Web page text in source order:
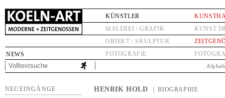
NEWS
KÜNSTLER
MALEREI / GRAFIK
OBJEKT / SKULPTUR
FOTOGRAFIE
KUNST
NEUEINGÄNGE HENRIK HOLD | BIOGRAPHIE